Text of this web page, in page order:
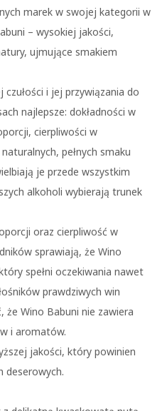
marek w swojej kategorii w
– wysokiej jakości,
ujmujące smakiem
czułości i jej przywiązania do
najlepsze: dokładności w
cierpliwości w
pełnych smaku
je przede wszystkim
alkoholi wybierają trunek
oraz cierpliwość w
sprawiają, że Wino
spełni oczekiwania nawet
prawdziwych win
Wino Babuni nie zawiera
i aromatów.
jakości, który powinien
deserowych.